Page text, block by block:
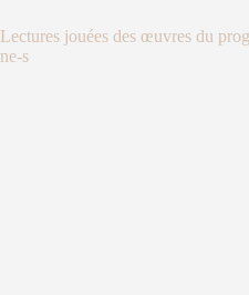
Lectures jouées des œuvres du
ne-s